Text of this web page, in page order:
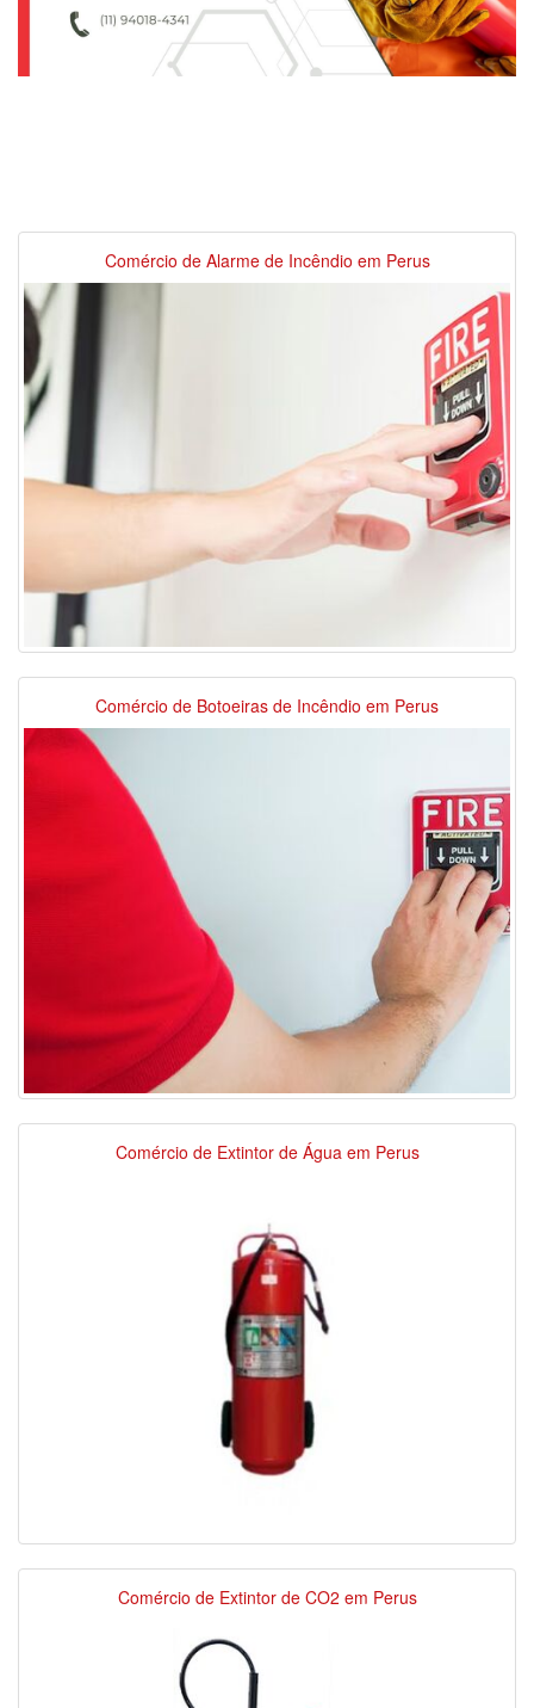
Comércio de Alarme de Incêndio em Perus
Comércio de Botoeiras de Incêndio em Perus
Comércio de Extintor de Água em Perus
Comércio de Extintor de CO2 em Perus